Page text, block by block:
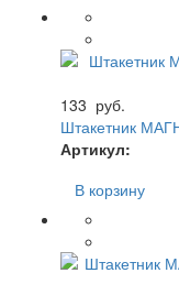
133 руб.
Штакетник
Артикул:
В корзину